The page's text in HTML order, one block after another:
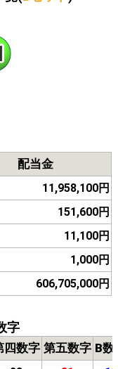
配当金
11,958,100円
151,600円
11,100円
1,000円
606,705,000円
字
四数字 第五数字 B数